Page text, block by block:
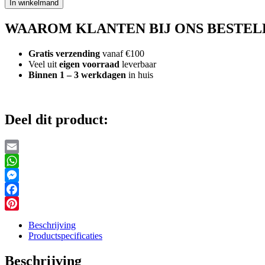
Dutch
Friends
In winkelmand
WAAROM KLANTEN BIJ ONS
Gratis verzending vanaf €100
Veel uit eigen voorraad leverbaar
Binnen 1 – 3 werkdagen in huis
Deel dit product:
Email
WhatsApp
Messenger
Facebook
Beschrijving
Productspecificaties
Beschrijving